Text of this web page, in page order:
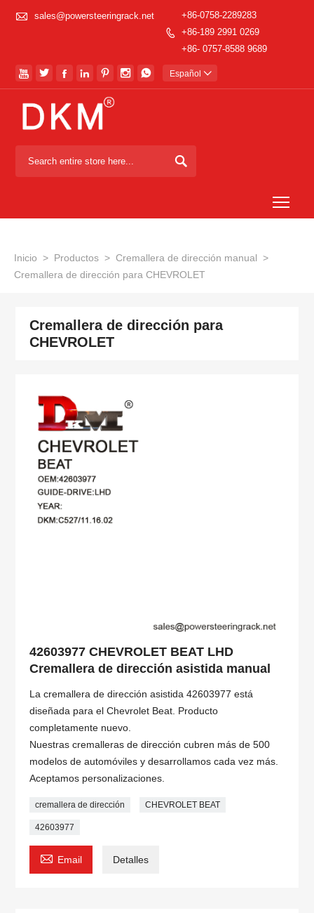
 sales@powersteeringrack.net

+86-0758-2289283
+86-189 2991 0269
+86- 0757-8588 9689
       Español 

Inicio > Productos > Cremallera de dirección manual >
Cremallera de dirección para CHEVROLET
Cremallera de dirección para
CHEVROLET
42603977 CHEVROLET BEAT LHD
Cremallera de dirección asistida manual
La cremallera de dirección asistida 42603977 está
diseñada para el Chevrolet Beat. Producto
completamente nuevo.
Nuestras cremalleras de dirección cubren más de 500
modelos de automóviles y desarrollamos cada vez más.
Aceptamos personalizaciones.
cremallera de dirección CHEVROLET BEAT
42603977
 Email Detalles